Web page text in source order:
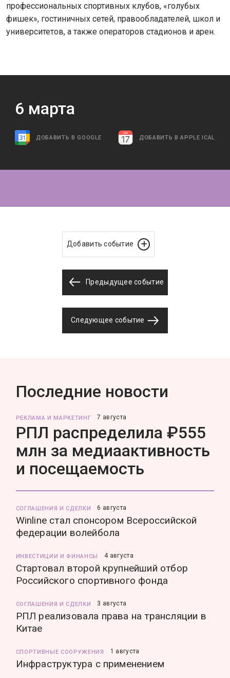
профессиональных спортивных клубов, «голубых
фишек», гостиничных сетей, правообладателей, школ и
университетов, а также операторов стадионов и арен.
6 марта
ДОБАВИТЬ В GOOGLE ДОБАВИТЬ В APPLE ICAL
Добавить событие
Предыдущее событие
Следующее событие
Последние новости
РЕКЛАМА И МАРКЕТИНГ 7 августа
РПЛ распределила ₽555
млн за медиаактивность
и посещаемость
СОГЛАШЕНИЯ И СДЕЛКИ 6 августа
Winline стал спонсором Всероссийской
федерации волейбола
ИНВЕСТИЦИИ И ФИНАНСЫ 4 августа
Стартовал второй крупнейший отбор
Российского спортивного фонда
СОГЛАШЕНИЯ И СДЕЛКИ 3 августа
РПЛ реализовала права на трансляции в
Китае
СПОРТИВНЫЕ СООРУЖЕНИЯ 1 августа
Инфраструктура с применением